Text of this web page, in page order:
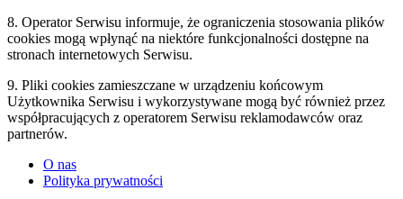
8. Operator Serwisu informuje, że ograniczenia stosowania plików
cookies mogą wpłynąć na niektóre funkcjonalności dostępne na
stronach internetowych Serwisu.
9. Pliki cookies zamieszczane w urządzeniu końcowym
Użytkownika Serwisu i wykorzystywane mogą być również przez
współpracujących z operatorem Serwisu reklamodawców oraz
partnerów.
O nas
Polityka prywatności